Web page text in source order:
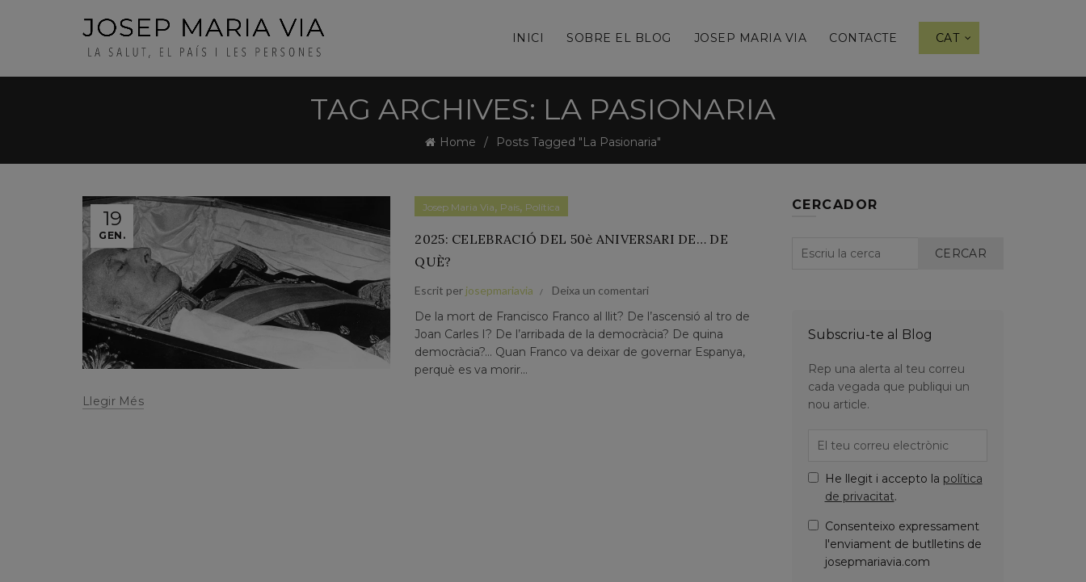
INICI SOBRE EL BLOG JOSEP MARIA VIA CONTACTE CAT
TAG ARCHIVES: LA PASIONARIA
Home Posts Tagged "La Pasionaria"
19
GEN.
Josep Maria Via, País, Política
2025: CELEBRACIÓ DEL 50è ANIVERSARI DE… DE
QUÈ?
Escrit per josepmariavia Deixa un comentari
De la mort de Francisco Franco al llit? De l’ascensió al tro de
Joan Carles I? De l’arribada de la democràcia? De quina
democràcia?... Quan Franco va deixar de governar Espanya,
perquè es va morir...
Llegir Més
CERCADOR
CERCAR
Subscriu-te al Blog
Rep una alerta al teu correu
cada vegada que publiqui un
nou article.
He llegit i accepto la política
de privacitat.
Consenteixo expressament
l'enviament de butlletins de
josepmariavia.com